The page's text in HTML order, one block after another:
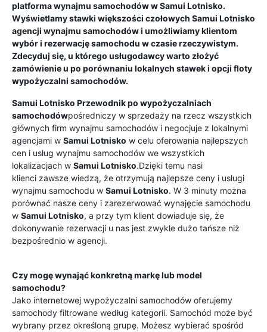
platforma wynajmu samochodów wSamui Lotnisko.
Wyświetlamy stawki większości czołowych Samui Lotnisko
agencji wynajmu samochodów i umożliwiamy klientom
wybór i rezerwację samochodu w czasie rzeczywistym.
Zdecyduj się, u którego usługodawcy warto złożyć
zamówienie u po porównaniu lokalnych stawek i opcji floty
wypożyczalni samochodów.
Samui Lotnisko Przewodnik po wypożyczalniach
samochodówpośredniczy w sprzedaży na rzecz wszystkich
głównych firm wynajmu samochodów i negocjuje z lokalnymi
agencjami w Samui Lotnisko w celu oferowania najlepszych
cen i usług wynajmu samochodów we wszystkich
lokalizacjach w Samui Lotnisko.Dzięki temu nasi
klienci zawsze wiedzą, że otrzymują najlepsze ceny i usługi
wynajmu samochodu w Samui Lotnisko. W 3 minuty można
porównać nasze ceny i zarezerwować wynajęcie samochodu
w Samui Lotnisko, a przy tym klient dowiaduje się, że
dokonywanie rezerwacji u nas jest zwykle dużo tańsze niż
bezpośrednio w agencji.
Czy mogę wynająć konkretną markę lub model
samochodu?
Jako internetowej wypożyczalni samochodów oferujemy
samochody filtrowane według kategorii. Samochód może być
wybrany przez określoną grupę. Możesz wybierać spośród